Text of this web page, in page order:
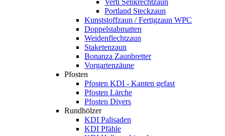
Portland Steckzaun
Kunststoffzaun / Fertigzaun WPC
Doppelstabmatten
Weidenflechtzaun
Staketenzaun
Bonanza Zaunbretter
Vorgartenzäune
Pfosten
Pfosten KDI - Kanten gefast
Pfosten Lärche
Pfosten Divers
Rundhölzer
KDI Palisaden
KDI Pfähle